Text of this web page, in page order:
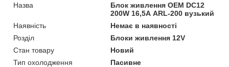
Назва
Блок живлення OEM DC12
200W 16,5А ARL-200 вузький
Наявність
Немає в наявності
Розділ
Блоки живлення 12V
Стан товару
Новий
Тип охолодження
Пасивне